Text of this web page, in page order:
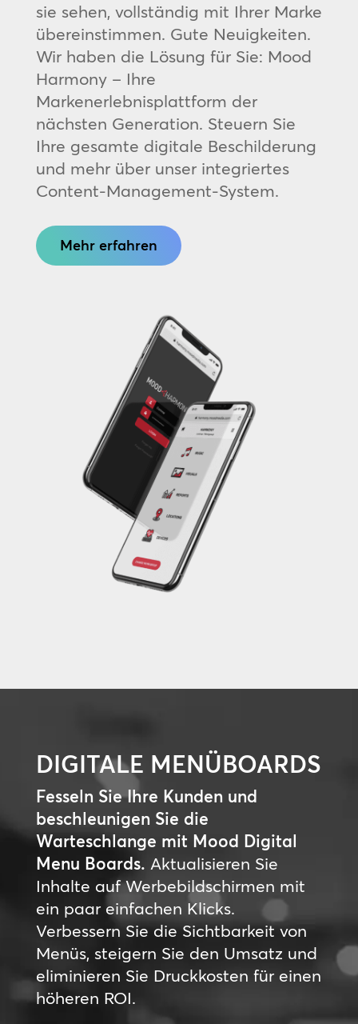
sie sehen, vollständig mit Ihrer Marke
übereinstimmen. Gute Neuigkeiten.
Wir haben die Lösung für Sie: Mood
Harmony – Ihre
Markenerlebnisplattform der
nächsten Generation. Steuern Sie
Ihre gesamte digitale Beschilderung
und mehr über unser integriertes
Content-Management-System.
Mehr erfahren
DIGITALE MENÜBOARDS
Fesseln Sie Ihre Kunden und
beschleunigen Sie die
Warteschlange mit Mood Digital
Menu Boards. Aktualisieren Sie
Inhalte auf Werbebildschirmen mit
ein paar einfachen Klicks.
Verbessern Sie die Sichtbarkeit von
Menüs, steigern Sie den Umsatz und
eliminieren Sie Druckkosten für einen
höheren ROI.